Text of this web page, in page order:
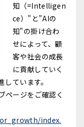
知（=Intelligen
ce）"と"AIの
知"の掛け合わ
せによって、顧
客や社会の成長
に貢献していく
ています。
ージをご確認く
index.